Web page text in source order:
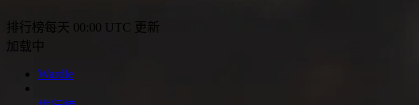
排行榜每天 00:00 UTC 更新
加载中
Wardle